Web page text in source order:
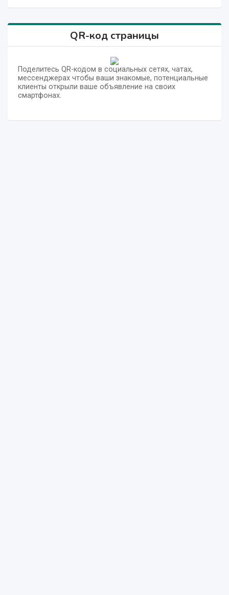
QR-код страницы
Поделитесь QR-кодом в социальных сетях, чатах,
мессенджерах чтобы ваши знакомые, потенциальные
клиенты открыли ваше объявление на своих
смартфонах.